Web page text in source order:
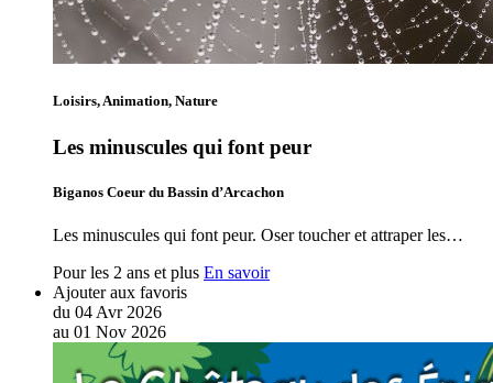
Loisirs, Animation, Nature
Les minuscules qui font peur
Biganos Coeur du Bassin d’Arcachon
Les minuscules qui font peur. Oser toucher et attraper les…
Pour les 2 ans et plus En savoir
Ajouter aux favoris
du 04 Avr 2026
au 01 Nov 2026